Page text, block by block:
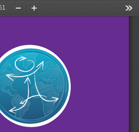
Zoom